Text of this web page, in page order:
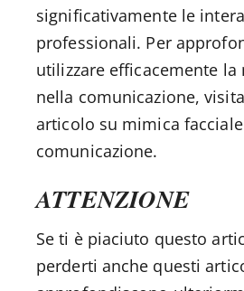
significativamente le
professionali. Per
utilizzare efficacemente
nella comunicazione,
articolo su mimica
comunicazione.
ATTENZIONE
Se ti è piaciuto questo
perderti anche questi